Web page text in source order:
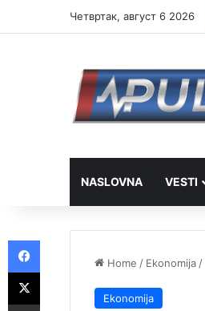
Четвртак, август 6 2026
NASLOVNA VESTI
Home / Ekonomija /
Ekonomija
Facebook
X
Share via Email